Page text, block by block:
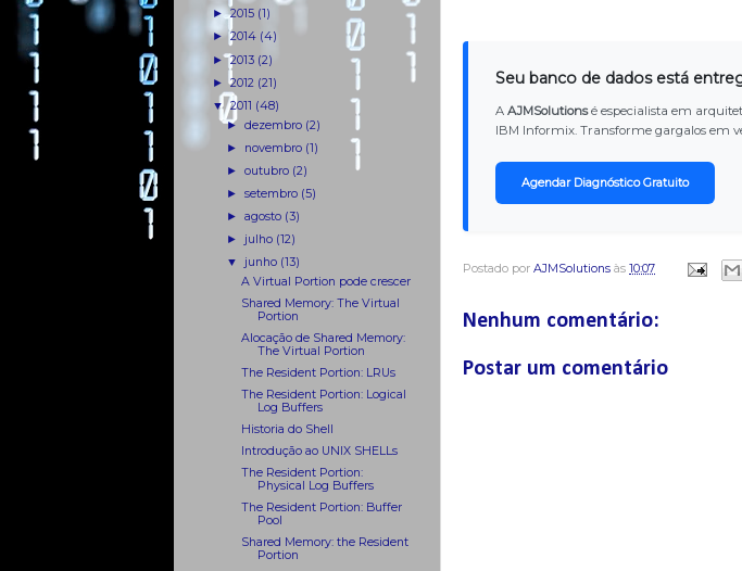
Seu banco de dados está
A AJMSolutionsé especialista em
IBM Informix. Transforme gargalos em
Agendar Diagnóstico Gratuito
Postado por AJMSolutions às 10:07
Nenhum comentário:
Postar um comentário
►2015 (1)
► 2014 (4)
►2013 (2)
►2012 (21)
▼2011 (48)
► dezembro (2)
► novembro (1)
► outubro (2)
► setembro (5)
► agosto (3)
► julho (12)
▼ junho (13)
A Virtual Portion pode crescer
Shared Memory: The Virtual
Portion
Alocação de Shared Memory:
The Virtual Portion
The Resident Portion: LRUs
The Resident Portion: Logical
Log Buffers
Historia do Shell
Introdução ao UNIX SHELLs
The Resident Portion:
Physical Log Buffers
The Resident Portion: Buffer
Pool
Shared Memory: the Resident
Portion